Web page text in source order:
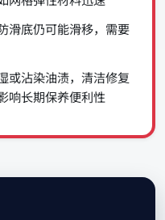
滑底仍可能滑移，需要
或沾染油渍，清洁修复
响长期保养便利性